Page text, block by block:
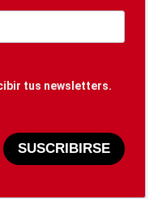
tus newsletters.
SUSCRIBIRSE